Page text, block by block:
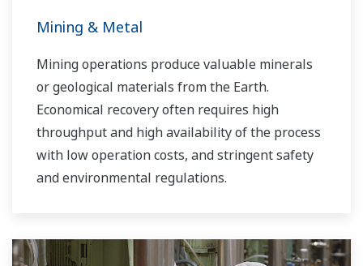
Mining & Metal
Mining operations produce valuable minerals
or geological materials from the Earth.
Economical recovery often requires high
throughput and high availability of the process
with low operation costs, and stringent safety
and environmental regulations.